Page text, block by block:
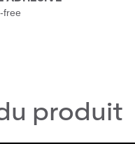
free
produit